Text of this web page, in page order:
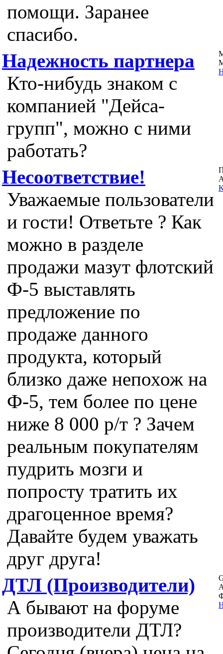
помощи. Заранее
спасибо.
Надежность партнера
Кто-нибудь знаком с
компанией "Дейса-
групп", можно с ними
работать?
Несоответствие!
Уважаемые пользователи
и гости! Ответьте ? Как
можно в разделе
продажи мазут флотский
Ф-5 выставлять
предложение по
продаже данного
продукта, который
близко даже непохож на
Ф-5, тем более по цене
ниже 8 000 р/т ? Зачем
реальным покупателям
пудрить мозги и
попросту тратить их
драгоценное время?
Давайте будем уважать
друг друга!
ДТЛ (Производители)
А бывают на форуме
производители ДТЛ?